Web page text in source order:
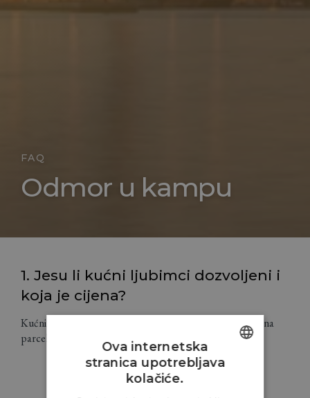
FAQ
Odmor u kampu
1. Jesu li kućni ljubimci dozvoljeni i
koja je cijena?
Kućni ljubimci su dozvoljeni te cijena iznosi 3-6 EUR/dan na
parcelama i 15EUR/dan u kućicama.
ENGLISH
Ova internetska
stranica upotrebljava
kolačiće.